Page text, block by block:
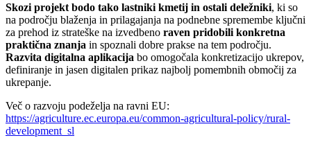
Skozi projekt bodo tako lastniki kmetij in ostali deležniki, ki so
na področju blaženja in prilagajanja na podnebne spremembe ključni
za prehod iz strateške na izvedbeno raven pridobili konkretna
praktična znanja in spoznali dobre prakse na tem področju.
Razvita digitalna aplikacija bo omogočala konkretizacijo ukrepov,
definiranje in jasen digitalen prikaz najbolj pomembnih območij za
ukrepanje.
Več o razvoju podeželja na ravni EU:
https://agriculture.ec.europa.eu/common-agricultural-policy/rural-
development_sl